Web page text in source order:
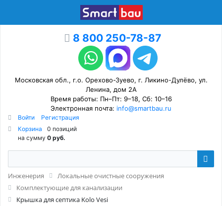
8 800 250-78-87
Московская обл., г.о. Орехово-Зуево, г. Ликино-Дулёво, ул.
Ленина, дом 2А
Время работы: Пн–Пт: 9–18, Сб: 10–16
Электронная почта: info@smartbau.ru
Войти
Регистрация
Корзина
0 позиций
на сумму 0 руб.
Инженерия
Локальные очистные сооружения
Комплектующие для канализации
Крышка для септика Kolo Vesi